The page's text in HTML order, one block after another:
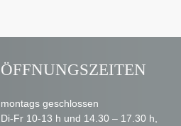
ÖFFNUNGSZEITEN
montags geschlossen
Di-Fr 10-13 h und 14.30 – 17.30 h,